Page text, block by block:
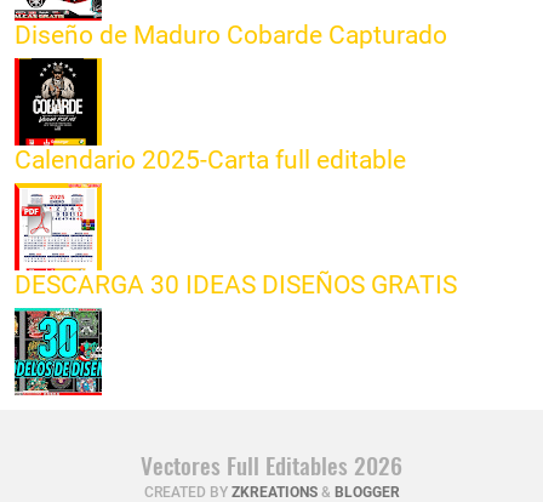
Diseño de Maduro Cobarde Capturado
Calendario 2025-Carta full editable
DESCARGA 30 IDEAS DISEÑOS GRATIS
Vectores Full Editables 2026
CREATED BY ZKREATIONS& BLOGGER